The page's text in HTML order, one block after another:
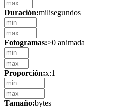
Duración:milisegundos
Fotogramas:>0 animada
Proporción:x:1
Tamaño:bytes